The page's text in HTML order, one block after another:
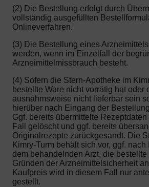
(2) Die Bestellung erfolgt durch
vollständig ausgefüllten
Onlineverfahren.
(3) Die Bestellung eines
werden, wenn im Einzelfall der
Arzneimittelmissbrauch besteht.
(4) Sofern die Stern-Apotheke im
bestellte Ware nicht vorrätig hat oder
ausnahmsweise nicht lieferbar sein
hierüber nach Eingang der
Ggf. bereits übermittelte
Fall gelöscht und ggf. bereits
Originalrezepte zurückgesandt. Die
Kimry-Turm behält sich vor, ggf.
dem behandelnden Arzt, die
Gründen der Arzneimittelsicherheit
Kaufpreis wird in diesem Fall nur
gestellt.